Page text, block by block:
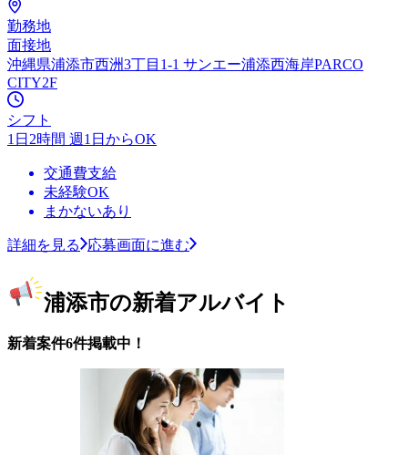
勤務地
面接地
沖縄県浦添市西洲3丁目1-1 サンエー浦添西海岸PARCO
CITY2F
シフト
1日2時間 週1日からOK
交通費支給
未経験OK
まかないあり
詳細を見る 応募画面に進む
浦添市の新着アルバイト
新着案件6件掲載中！